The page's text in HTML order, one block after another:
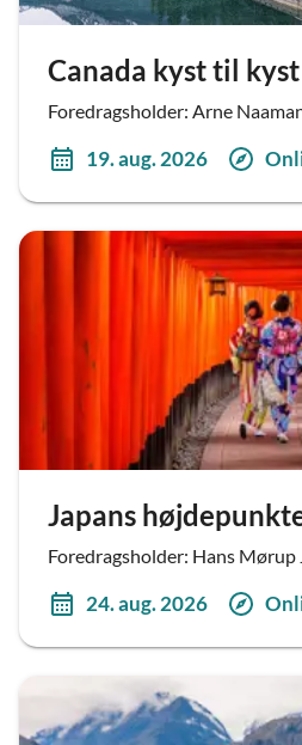
Canada kyst til kyst
Foredragsholder: Arne
19. aug. 2026
Japans
Foredragsholder: Hans Mørup
24. aug. 2026